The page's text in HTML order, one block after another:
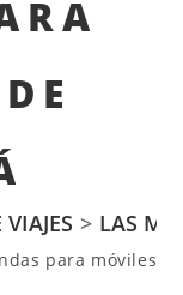
> LAS
para móviles